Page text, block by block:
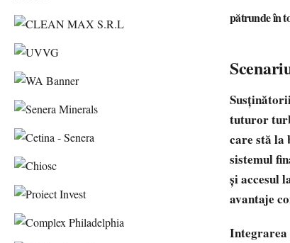
pătrunde în
tuturor
care stă la
sistemul
și accesul
avantaje
Integrarea